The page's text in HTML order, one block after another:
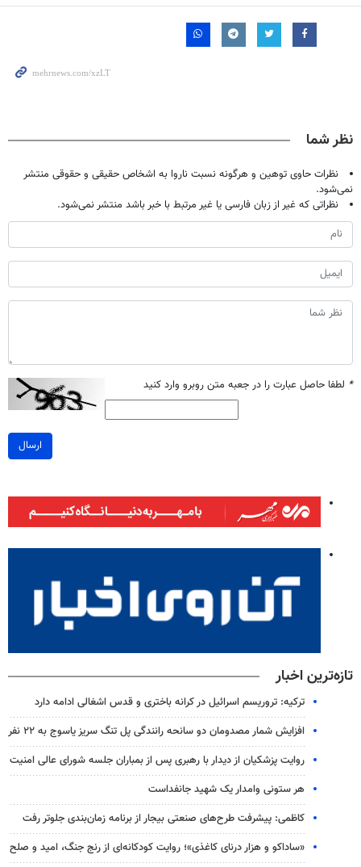
نظر شما
نظرات حاوی توهین و هرگونه نسبت ناروا به اشخاص حقیقی و حقوقی منتشر
نمی‌شود.
نظراتی که غیر از زبان فارسی یا غیر مرتبط با خبر باشد منتشر نمی‌شود.
* لطفا حاصل عبارت را در جعبه متن روبرو وارد کنید
ارسال
تازه‌ترین اخبار
ترکیه: تروریسم اسرائیل در کرانه باختری و قدس اشغالی ادامه دارد
افزایش شمار مصدومان دو سانحه رانندگی پل تنگ سریز یاسوج به ۲۲ نفر
روایت پزشکیان از دیدار با رهبری پس از بمباران جلسه شورای عالی امنیت
هر ستونی وامدار یک شهید جانفداست
کاظمی: پیشرفت طرح‌های صنعتی بیجار از برنامه زمان‌بندی جلوتر رفت
«ساداکو و هزار درنای کاغذی»؛ روایت کودکانه‌ای از رنج جنگ، امید و صلح